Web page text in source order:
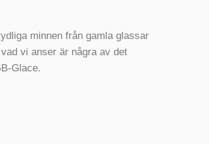
minnen från gamla glassar
vi anser är några av det
Glace.